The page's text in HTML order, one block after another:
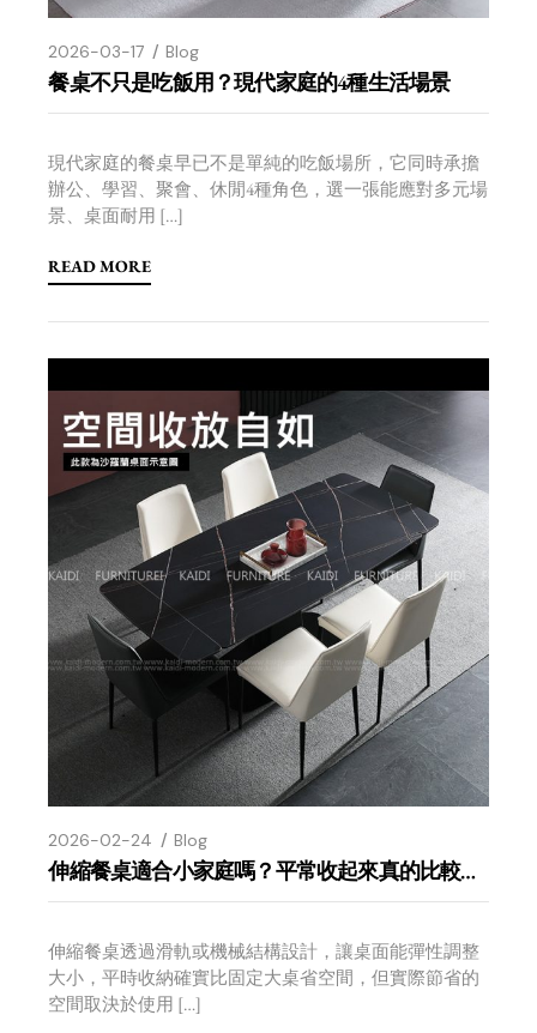
2026-03-17 Blog
餐桌不只是吃飯用？現代家庭的4種生活場景
現代家庭的餐桌早已不是單純的吃飯場所，它同時承擔
辦公、學習、聚會、休閒4種角色，選一張能應對多元場
景、桌面耐用 […]
READ MORE
2026-02-24 Blog
伸縮餐桌適合小家庭嗎？平常收起來真的比較省空間
伸縮餐桌透過滑軌或機械結構設計，讓桌面能彈性調整
大小，平時收納確實比固定大桌省空間，但實際節省的
空間取決於使用 […]